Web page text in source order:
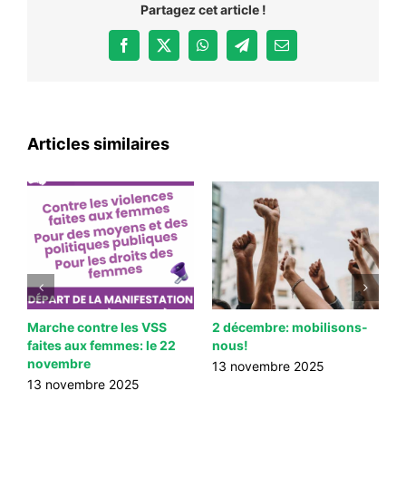
Partagez cet article !
Facebook
X WhatsAppTelegramEmail
Articles similaires
Marche contre les VSS
faites aux femmes: le 22
novembre
13 novembre 2025
2 décembre: mobilisons-
nous!
13 novembre 2025